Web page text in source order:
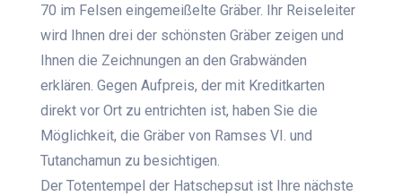
70 im Felsen eingemeißelte Gräber. Ihr Reiseleiter
wird Ihnen drei der schönsten Gräber zeigen und
Ihnen die Zeichnungen an den Grabwänden
erklären. Gegen Aufpreis, der mit Kreditkarten
direkt vor Ort zu entrichten ist, haben Sie die
Möglichkeit, die Gräber von Ramses VI. und
Tutanchamun zu besichtigen.
Der Totentempel der Hatschepsut ist Ihre nächste